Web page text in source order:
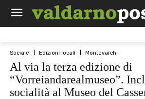
Sociale Edizioni locali Montevarchi
Al via la terza edizione di
“Vorreiandarealmuseo”.
socialità al Museo del